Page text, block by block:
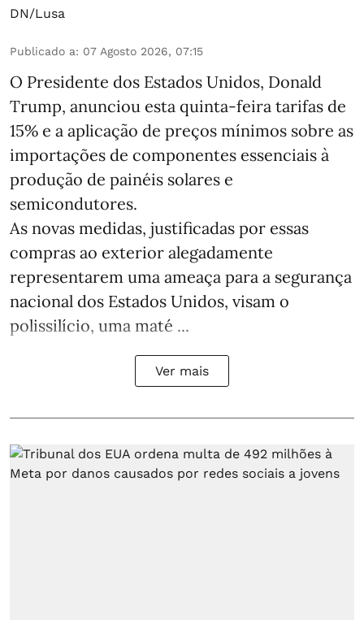
DN/Lusa
Publicado a: 07 Agosto 2026, 07:15
O Presidente dos Estados Unidos, Donald
Trump, anunciou esta quinta-feira tarifas de
15% e a aplicação de preços mínimos sobre as
importações de componentes essenciais à
produção de painéis solares e
semicondutores.
As novas medidas, justificadas por essas
compras ao exterior alegadamente
representarem uma ameaça para a segurança
nacional dos Estados Unidos, visam o
polissilício, uma maté ...
Ver mais